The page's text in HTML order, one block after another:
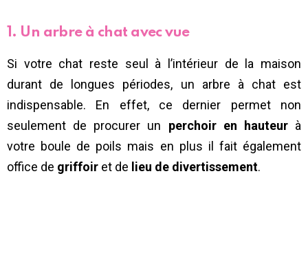
1. Un arbre à chat avec vue
Si votre chat reste seul à l’intérieur de la maison
durant de longues périodes, un arbre à chat est
indispensable. En effet, ce dernier permet non
seulement de procurer un perchoir en hauteurà
votre boule de poils mais en plus il fait également
office de griffoir et de lieu de divertissement.